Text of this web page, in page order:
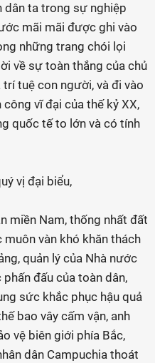
dân ta trong sự nghiệp
mãi mãi được ghi vào
những trang chói lọi
về sự toàn thắng của chủ
tuệ con người, và đi vào
vĩ đại của thế kỷ XX,
quốc tế to lớn và có tính
vị đại biểu,
miền Nam, thống nhất đất
vàn khó khăn thách
quản lý của Nhà nước
đấu của toàn dân,
sức khắc phục hậu quả
bao vây cấm vận, anh
vệ biên giới phía Bắc,
dân Campuchia thoát